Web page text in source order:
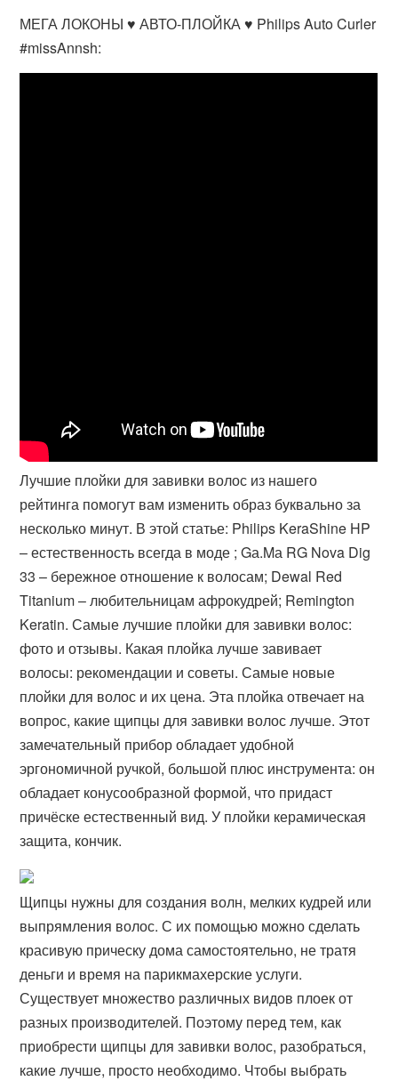
МЕГА ЛОКОНЫ ♥ АВТО-ПЛОЙКА ♥ Philips Auto Curler
#missAnnsh:
Лучшие плойки для завивки волос из нашего
рейтинга помогут вам изменить образ буквально за
несколько минут. В этой статье: Philips KeraShine HP
– естественность всегда в моде ; Gа.Mа RG Nova Dig
33 – бережное отношение к волосам; Dewal Red
Titanium – любительницам афрокудрей; Remington
Keratin. Самые лучшие плойки для завивки волос:
фото и отзывы. Какая плойка лучше завивает
волосы: рекомендации и советы. Самые новые
плойки для волос и их цена. Эта плойка отвечает на
вопрос, какие щипцы для завивки волос лучше. Этот
замечательный прибор обладает удобной
эргономичной ручкой, большой плюс инструмента: он
обладает конусообразной формой, что придаст
причёске естественный вид. У плойки керамическая
защита, кончик.
Щипцы нужны для создания волн, мелких кудрей или
выпрямления волос. С их помощью можно сделать
красивую прическу дома самостоятельно, не тратя
деньги и время на парикмахерские услуги.
Существует множество различных видов плоек от
разных производителей. Поэтому перед тем, как
приобрести щипцы для завивки волос, разобраться,
какие лучше, просто необходимо. Чтобы выбрать